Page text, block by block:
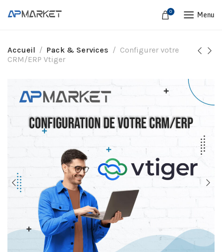
0 Menu
Accueil Pack & Services
Configurer votre
CRM/ERP Vtiger